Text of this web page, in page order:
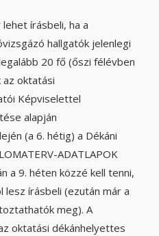
írásbeli, ha a
hallgatók jelenlegi
20 fő (őszi félévben
az oktatási
Képviselettel
alapján
(a 6. hétig) a Dékáni
ADATLAPOK
a 9. héten közzé kell tenni,
írásbeli (ezután már a
meg). A
oktatási dékánhelyettes